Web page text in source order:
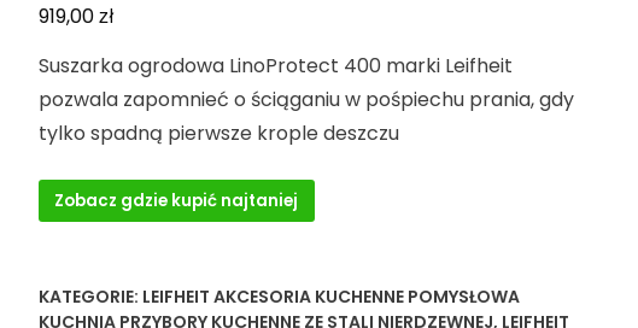
919,00zł
Suszarka ogrodowa LinoProtect 400 marki Leifheit
pozwala zapomnieć o ściąganiu w pośpiechu prania, gdy
tylko spadną pierwsze krople deszczu
Zobacz gdzie kupić najtaniej
KATEGORIE: LEIFHEIT AKCESORIA KUCHENNE POMYSŁOWA
KUCHNIA PRZYBORY KUCHENNE ZE STALI NIERDZEWNEJ, LEIFHEIT